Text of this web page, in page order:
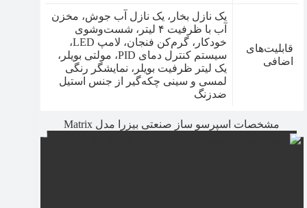
قابلیت‌های
اضافی
یک نازل بخار، یک نازل آب جوش، مخزن
آب با ظرفیت ۴ لیتر، شست‌وشوی
خودکار، گرم‌کن فنجان، لامپ LED،
سیستم کنترل دمای PID، مولتی بویلر،
یک لیتر ظرفیت بویلر، نمایشگر رنگی
لمسی و سینی چکه‌گیر از جنس استیل
ضدزنگ
مشخصات اسپرسو ساز صنعتی بیزرا مدل Matrix